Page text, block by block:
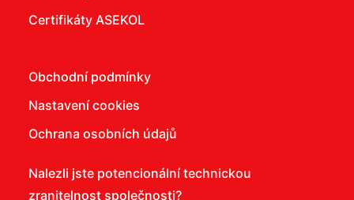
Certifikáty ASEKOL
Obchodní podmínky
Nastavení cookies
Ochrana osobních údajů
Nalezli jste potencionální technickou
zranitelnost společnosti?